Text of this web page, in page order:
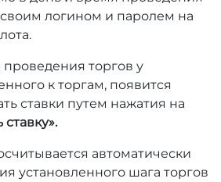
логином и паролем на
торгов у
к торгам, появится
ставки путем нажатия на
автоматически
установленного шага торгов